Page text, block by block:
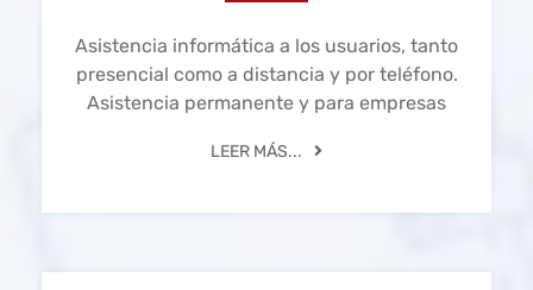
Asistencia informática a los usuarios, tanto
presencial como a distancia y por teléfono.
Asistencia permanente y para empresas
LEER MÁS...